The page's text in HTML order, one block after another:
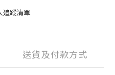
追蹤清單
送貨及付款方式